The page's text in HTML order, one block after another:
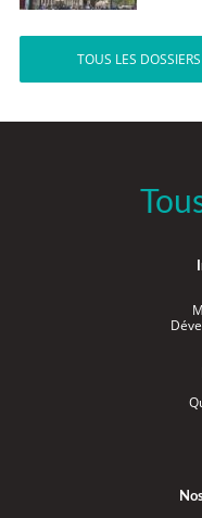
TOUS LES DOSSIERS